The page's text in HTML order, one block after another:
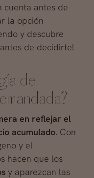
cuenta antes de
la opción
y descubre
de decidirte!
de
en reflejar el
acumulado. Con
y el
hacen que los
y aparezcan las